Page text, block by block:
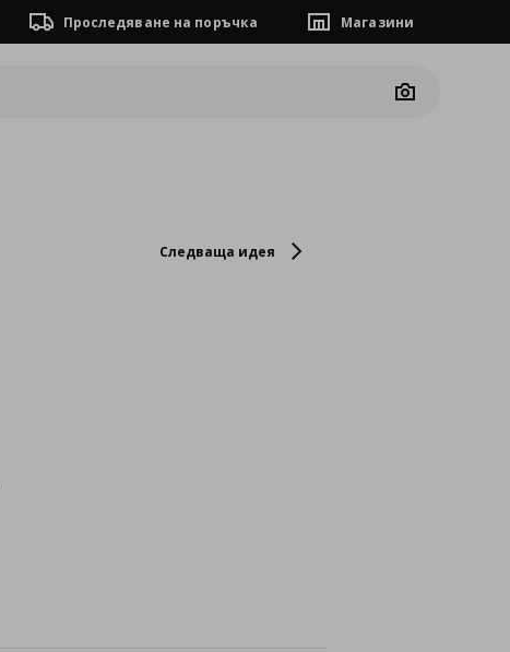
Проследяване на поръчка Магазини
Camera
Следваща идея